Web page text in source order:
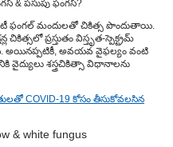
& పసుపు ఫంగస్?
ఫంగల్ మందులతో చికిత్స పొందుతాయి.
చికిత్సలో ప్రస్తుతం విస్తృత-స్పెక్ట్రమ్
అయినప్పటికీ, అవయవ వైఫల్యం వంటి
వైద్యులు శస్త్రచికిత్సా విధానాలను
COVID-19 కోసం తీసుకోవలసిన